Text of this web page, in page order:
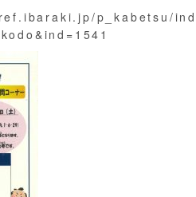
p_kabetsu/